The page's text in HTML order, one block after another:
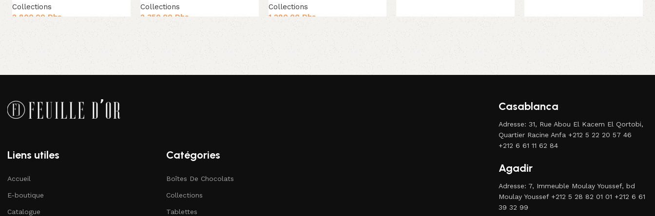
Collections
2,800.00Dhs
Collections
2,350.00 Dhs
Collections
1,280.00 Dhs
Liens utiles
Accueil
E-boutique
Catalogue
Catégories
Boîtes De Chocolats
Collections
Tablettes
Casablanca
Adresse: 31, Rue Abou El Kacem El Qortobi,
Quartier Racine Anfa +212 5 22 20 57 46
+212 6 61 11 62 84
Agadir
Adresse: 7, Immeuble Moulay Youssef, bd
Moulay Youssef +212 5 28 82 01 01 +212 6 61
39 32 99